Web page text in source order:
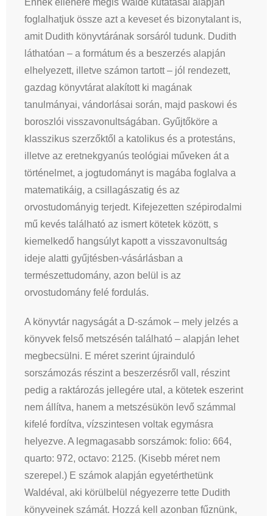
Ennek ellenére mégis Walde kutatásai alapján
foglalhatjuk össze azt a keveset és bizonytalant is,
amit Dudith könyvtárának sorsáról tudunk. Dudith
láthatóan – a formátum és a beszerzés alapján
elhelyezett, illetve számon tartott – jól rendezett,
gazdag könyvtárat alakított ki magának
tanulmányai, vándorlásai során, majd paskowi és
boroszlói visszavonultságában. Gyűjtőköre a
klasszikus szerzőktől a katolikus és a protestáns,
illetve az eretnekgyanús teológiai műveken át a
történelmet, a jogtudományt is magába foglalva a
matematikáig, a csillagászatig és az
orvostudományig terjedt. Kifejezetten szépirodalmi
mű kevés található az ismert kötetek között, s
kiemelkedő hangsúlyt kapott a visszavonultság
ideje alatti gyűjtésben-vásárlásban a
természettudomány, azon belül is az
orvostudomány felé fordulás.
A könyvtár nagyságát a D-számok – mely jelzés a
könyvek felső metszésén található – alapján lehet
megbecsülni. E méret szerint újrainduló
sorszámozás részint a beszerzésről vall, részint
pedig a raktározás jellegére utal, a kötetek eszerint
nem állítva, hanem a metszésükön levő számmal
kifelé fordítva, vízszintesen voltak egymásra
helyezve. A legmagasabb sorszámok: folio: 664,
quarto: 972, octavo: 2125. (Kisebb méret nem
szerepel.) E számok alapján egyetérthetünk
Waldéval, aki körülbelül négyezerre tette Dudith
könyveinek számát. Hozzá kell azonban fűznünk,